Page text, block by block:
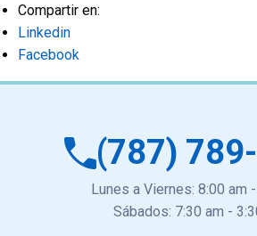
Compartir en:
Linkedin
Facebook
(787)
Lunes a Viernes: 8:00 am
Sábados: 7:30 am -